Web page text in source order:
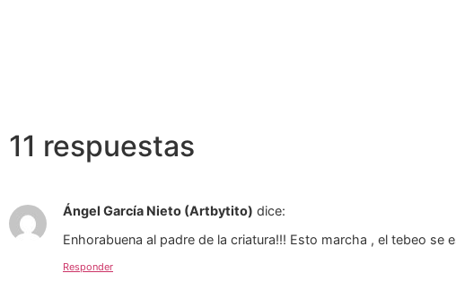
11 respuestas
Ángel García Nieto (Artbytito) dice:
Enhorabuena al padre de la criatura!!! Esto marcha , el tebeo
Responder